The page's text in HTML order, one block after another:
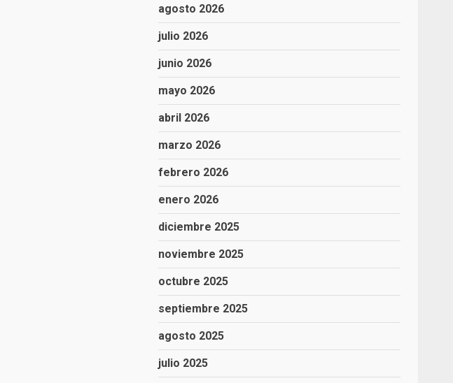
agosto 2026
julio 2026
junio 2026
mayo 2026
abril 2026
marzo 2026
febrero 2026
enero 2026
diciembre 2025
noviembre 2025
octubre 2025
septiembre 2025
agosto 2025
julio 2025